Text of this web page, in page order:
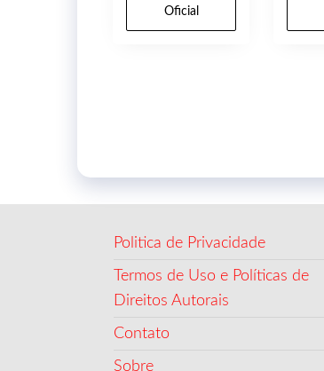
Oficial
Politica de Privacidade
Termos de Uso e Políticas de
Direitos Autorais
Contato
Sobre